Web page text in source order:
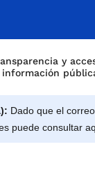
y
información
Dado que el
puede consultar